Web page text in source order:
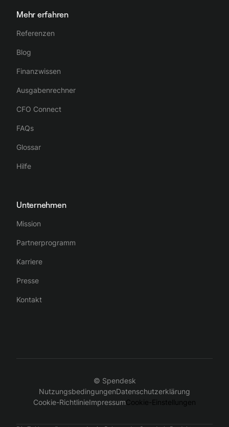
Mehr erfahren
Referenzen
Blog
Finanzwissen
Ausgabenrechner
CFO Connect
FAQs
Glossar
Hilfe
Unternehmen
Mission
Partnerprogramm
Karriere
Presse
Kontakt
© Spendesk
NutzungsbedingungenDatenschutzerklärung
Cookie-RichtlinieImpressumCookie-Einstellungen